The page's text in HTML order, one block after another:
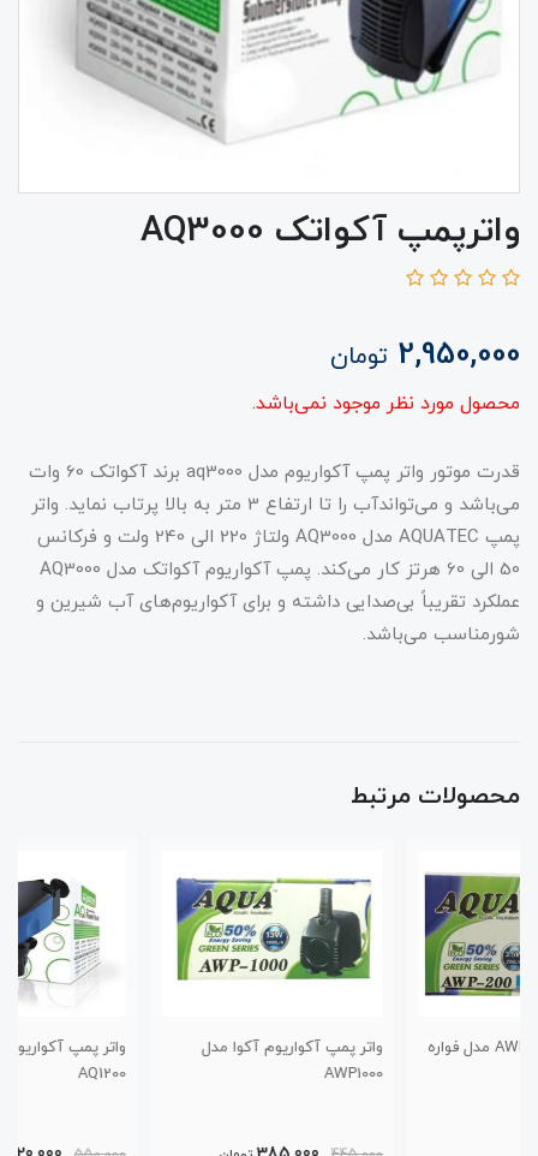
واترپمپ آکواتک AQ3000
2,950,000 تومان
محصول مورد نظر موجود نمی‌باشد.
قدرت موتور واتر پمپ آکواریوم مدل aq3000 برند آکواتک 60 وات
می‌باشد و می‌تواندآب را تا ارتفاع 3 متر به بالا پرتاب نماید. واتر
پمپ AQUATEC مدل AQ3000 ولتاژ 220 الی 240 ولت و فرکانس
50 الی 60 هرتز کار می‌کند. پمپ آکواریوم آکواتک مدل AQ3000
عملکرد تقریباً بی‌صدایی داشته و برای آکواریوم‌های آب شیرین و
شورمناسب می‌باشد.
محصولات مرتبط
واتر پمپ آکواریوم آکوا مدل
واتر پمپ آکواریوم آکوا مدل